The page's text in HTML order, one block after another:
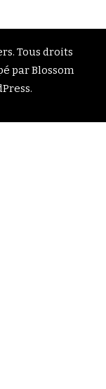
. Tous droits
parBlossom
.